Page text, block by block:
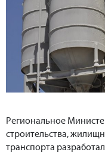
Региональное
строительства,
транспорта